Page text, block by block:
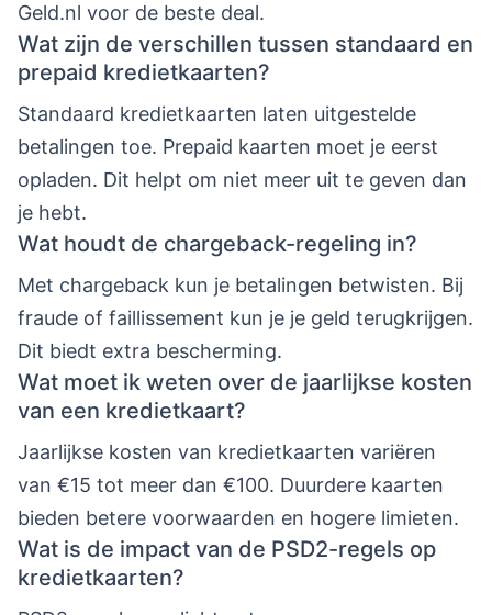
Geld.nl voor de beste deal.
Wat zijn de verschillen tussen standaard en
prepaid kredietkaarten?
Standaard kredietkaarten laten uitgestelde
betalingen toe. Prepaid kaarten moet je eerst
opladen. Dit helpt om niet meer uit te geven dan
je hebt.
Wat houdt de chargeback-regeling in?
Met chargeback kun je betalingen betwisten. Bij
fraude of faillissement kun je je geld terugkrijgen.
Dit biedt extra bescherming.
Wat moet ik weten over de jaarlijkse kosten
van een kredietkaart?
Jaarlijkse kosten van kredietkaarten variëren
van €15 tot meer dan €100. Duurdere kaarten
bieden betere voorwaarden en hogere limieten.
Wat is de impact van de PSD2-regels op
kredietkaarten?